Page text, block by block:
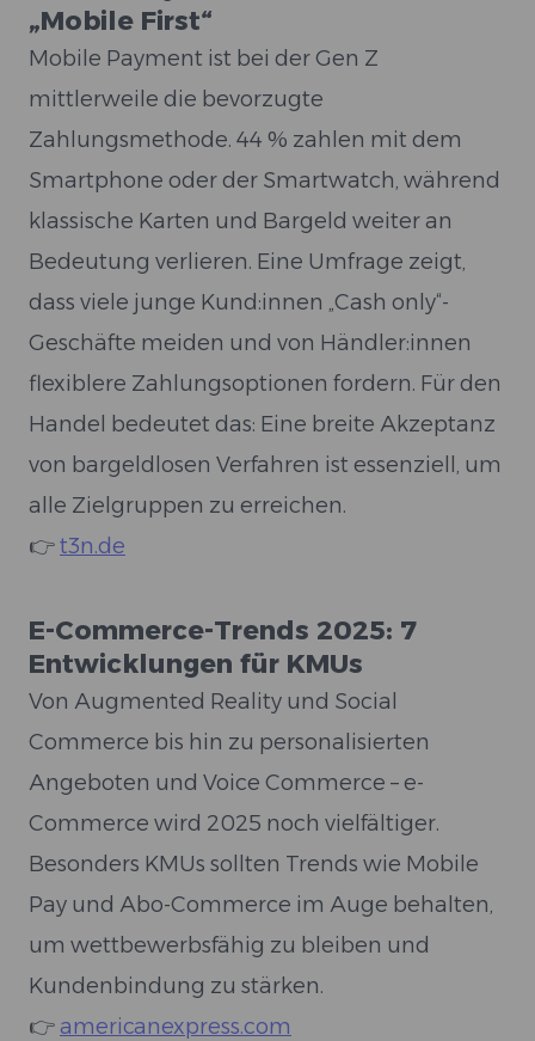
„Mobile First“
Mobile Payment ist bei der Gen Z
mittlerweile die bevorzugte
Zahlungsmethode. 44 % zahlen mit dem
Smartphone oder der Smartwatch, während
klassische Karten und Bargeld weiter an
Bedeutung verlieren. Eine Umfrage zeigt,
dass viele junge Kund:innen „Cash only“-
Geschäfte meiden und von Händler:innen
flexiblere Zahlungsoptionen fordern. Für den
Handel bedeutet das: Eine breite Akzeptanz
von bargeldlosen Verfahren ist essenziell, um
alle Zielgruppen zu erreichen.
👉t3n.de
E-Commerce-Trends 2025: 7
Entwicklungen für KMUs
Von Augmented Reality und Social
Commerce bis hin zu personalisierten
Angeboten und Voice Commerce – e-
Commerce wird 2025 noch vielfältiger.
Besonders KMUs sollten Trends wie Mobile
Pay und Abo-Commerce im Auge behalten,
um wettbewerbsfähig zu bleiben und
Kundenbindung zu stärken.
👉 americanexpress.com